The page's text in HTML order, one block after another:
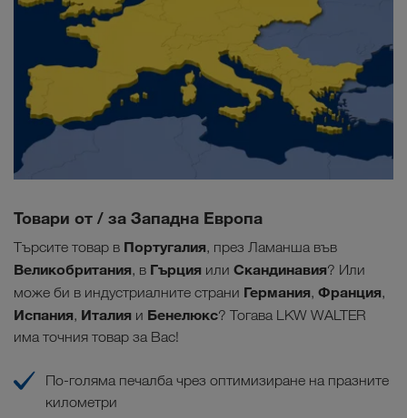
Товари от / за Западна Европа
Търсите товар в Португалия, през Ламанша във
Великобритания, в Гърция или Скандинавия? Или
може би в индустриалните страни Германия, Франция,
Испания, Италия и Бенелюкс? Тогава LKW WALTER
има точния товар за Вас!
По-голяма печалба чрез оптимизиране на празните
километри